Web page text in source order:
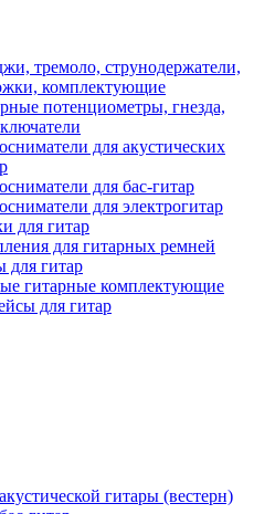
тремоло, струнодержатели,
комплектующие
потенциометры, гнезда,
для акустических
для бас-гитар
для электрогитар
для гитар
для гитарных ремней
для гитар
гитарные комплектующие
для гитар
гитары (вестерн)